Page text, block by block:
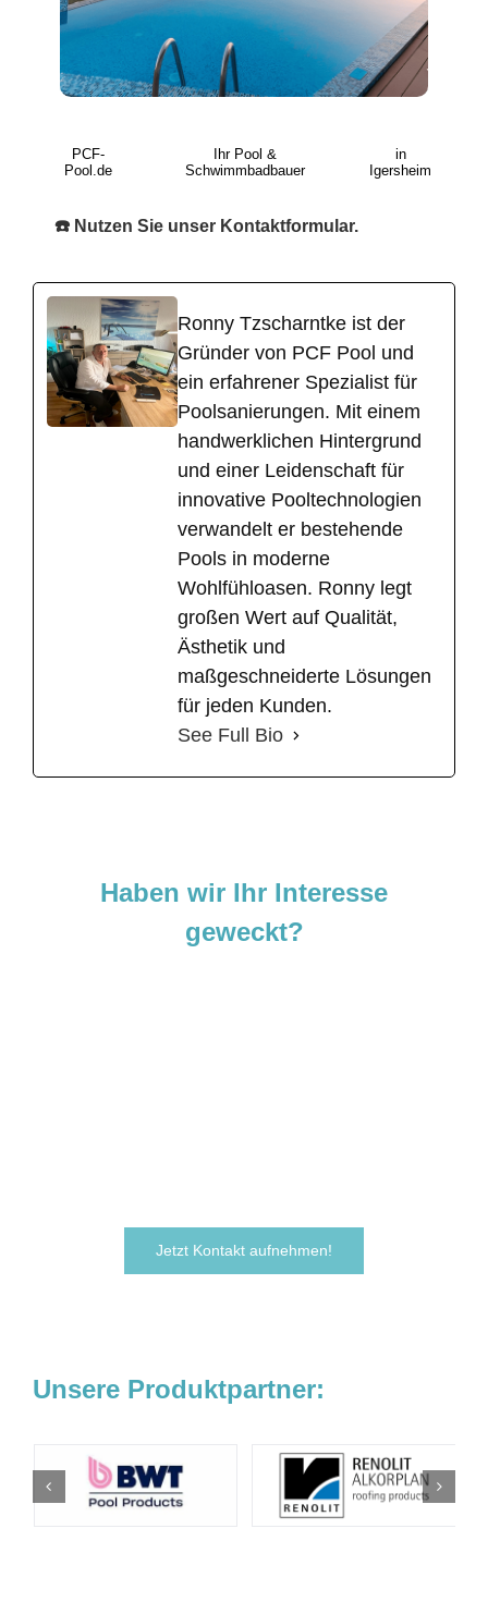
PCF-
Pool.de
Ihr Pool &
Schwimmbadbauer
in
Igersheim
☎️ Nutzen Sie unser Kontaktformular.
Ronny Tzscharntke ist der
Gründer von PCF Pool und
ein erfahrener Spezialist für
Poolsanierungen. Mit einem
handwerklichen Hintergrund
und einer Leidenschaft für
innovative Pooltechnologien
verwandelt er bestehende
Pools in moderne
Wohlfühloasen. Ronny legt
großen Wert auf Qualität,
Ästhetik und
maßgeschneiderte Lösungen
für jeden Kunden.
See Full Bio
Haben wir Ihr Interesse
geweckt?
Jetzt Kontakt aufnehmen!
Unsere Produktpartner: